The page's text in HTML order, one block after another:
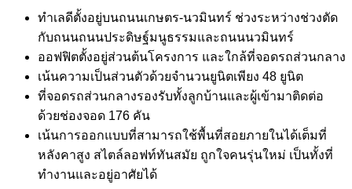
ทำเลดีตั้งอยู่บนถนนเกษตร-นวมินทร์ ช่วงระหว่างช่วงตัด
กับถนนถนนประดิษฐ์มนูธรรมและถนนนวมินทร์
ออฟฟิตตั้งอยู่ส่วนต้นโครงการ และใกล้ที่จอดรถส่วนกลาง
เน้นความเป็นส่วนตัวด้วยจำนวนยูนิตเพียง 48 ยูนิต
ที่จอดรถส่วนกลางรองรับทั้งลูกบ้านและผู้เข้ามาติดต่อ
ด้วยช่องจอด 176 คัน
เน้นการออกแบบที่สามารถใช้พื้นที่สอยภายในได้เต็มที่
หลังคาสูง สไตล์ลอฟท์ทันสมัย ถูกใจคนรุ่นใหม่ เป็นทั้งที่
ทำงานและอยู่อาศัยได้